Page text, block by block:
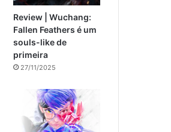
Review | Wuchang:
Fallen Feathers é um
souls-like de
primeira
27/11/2025